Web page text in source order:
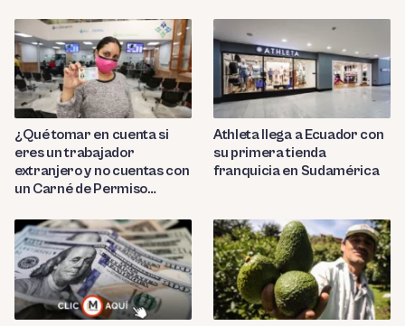
¿Qué tomar en cuenta si
eres un trabajador
extranjero y no cuentas con
un Carné de Permiso
(CPP)?
Athleta llega a Ecuador con
su primera tienda
franquicia en Sudamérica